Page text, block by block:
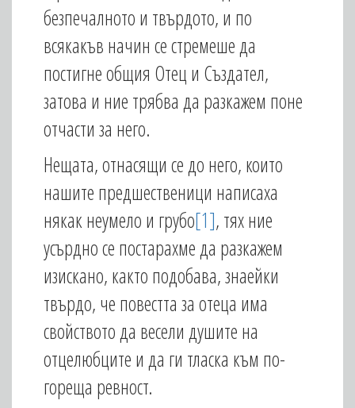
безпечалното и твърдото, и по
всякакъв начин се стремеше да
постигне общия Отец и Създател,
затова и ние трябва да разкажем поне
отчасти за него.
Нещата, отнасящи се до него, които
нашите предшественици написаха
някак неумело и грубо[1], тях ние
усърдно се постарахме да разкажем
изискано, както подобава, знаейки
твърдо, че повестта за отеца има
свойството да весели душите на
отцелюбците и да ги тласка към по-
гореща ревност.